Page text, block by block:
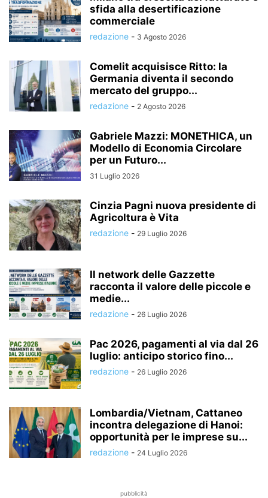
sfida alla desertificazione
commerciale
redazione - 3 Agosto 2026
Comelit acquisisce Ritto: la
Germania diventa il secondo
mercato del gruppo...
redazione - 2 Agosto 2026
Gabriele Mazzi: MONETHICA, un
Modello di Economia Circolare
per un Futuro...
31 Luglio 2026
Cinzia Pagni nuova presidente di
Agricoltura è Vita
redazione - 29 Luglio 2026
Il network delle Gazzette
racconta il valore delle piccole e
medie...
redazione - 26 Luglio 2026
Pac 2026, pagamenti al via dal 26
luglio: anticipo storico fino...
redazione - 26 Luglio 2026
Lombardia/Vietnam, Cattaneo
incontra delegazione di Hanoi:
opportunità per le imprese su...
redazione - 24 Luglio 2026
pubblicità